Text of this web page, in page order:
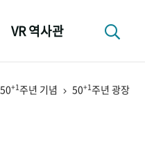
VR 역사관
50+1주년 기념 50+1주년 광장